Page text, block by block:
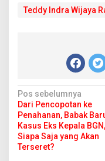
Teddy Indra Wijaya
N
a
v
i
Pos sebelumnya
Dari Pencopotan ke
Penahanan, Babak
Kasus Eks Kepala BGN,
Siapa Saja yang Akan
Terseret?